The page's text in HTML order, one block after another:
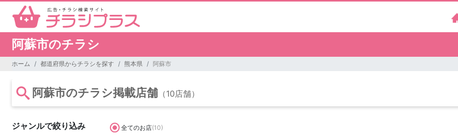
阿蘇市のチラシ
ホーム 都道府県からチラシを探す 熊本県 阿蘇市
阿蘇市のチラシ掲載店舗 （10店舗）
ジャンルで絞り込み 全てのお店(10)